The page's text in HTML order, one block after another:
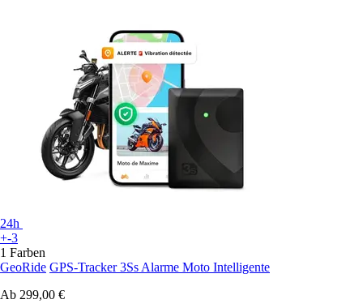
24h
+-3
1 Farben
GeoRide GPS-Tracker 3Ss Alarme Moto Intelligente
Ab 299,00 €